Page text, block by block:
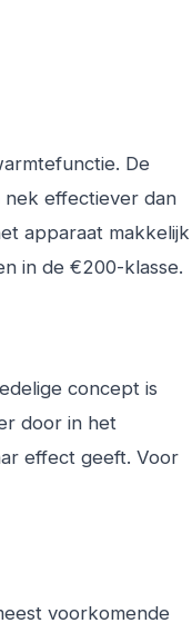
De
nek effectiever dan
apparaat makkelijk
in de €200-klasse.
concept is
door in het
effect geeft. Voor
voorkomende